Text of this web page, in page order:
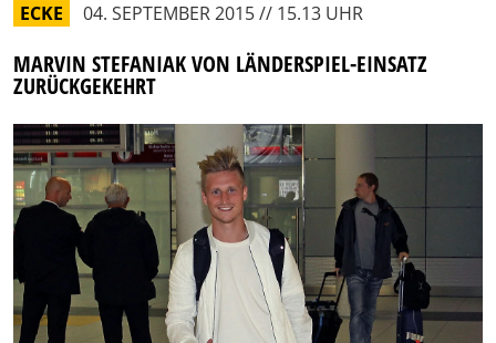
ECKE 04. SEPTEMBER 2015 // 15.13 UHR
MARVIN STEFANIAK VON LÄNDERSPIEL-EINSATZ
ZURÜCKGEKEHRT